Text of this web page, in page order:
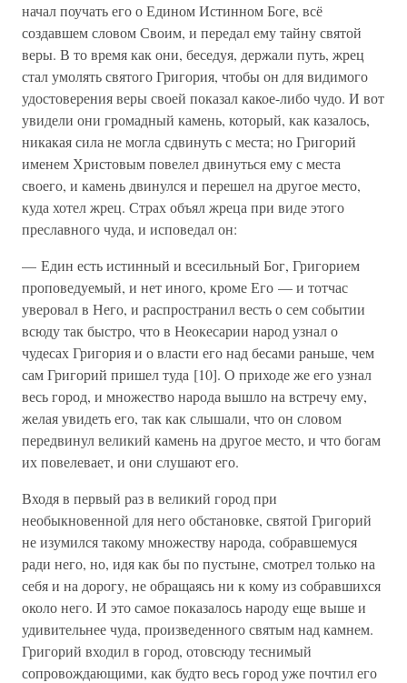
начал поучать его о Едином Истинном Боге, всё
создавшем словом Своим, и передал ему тайну святой
веры. В то время как они, беседуя, держали путь, жрец
стал умолять святого Григория, чтобы он для видимого
удостоверения веры своей показал какое-либо чудо. И вот
увидели они громадный камень, который, как казалось,
никакая сила не могла сдвинуть с места; но Григорий
именем Христовым повелел двинуться ему с места
своего, и камень двинулся и перешел на другое место,
куда хотел жрец. Страх объял жреца при виде этого
преславного чуда, и исповедал он:
— Един есть истинный и всесильный Бог, Григорием
проповедуемый, и нет иного, кроме Его — и тотчас
уверовал в Него, и распространил весть о сем событии
всюду так быстро, что в Неокесарии народ узнал о
чудесах Григория и о власти его над бесами раньше, чем
сам Григорий пришел туда [10]. О приходе же его узнал
весь город, и множество народа вышло на встречу ему,
желая увидеть его, так как слышали, что он словом
передвинул великий камень на другое место, и что богам
их повелевает, и они слушают его.
Входя в первый раз в великий город при
необыкновенной для него обстановке, святой Григорий
не изумился такому множеству народа, собравшемуся
ради него, но, идя как бы по пустыне, смотрел только на
себя и на дорогу, не обращаясь ни к кому из собравшихся
около него. И это самое показалось народу еще выше и
удивительнее чуда, произведенного святым над камнем.
Григорий входил в город, отовсюду теснимый
сопровождающими, как будто весь город уже почтил его